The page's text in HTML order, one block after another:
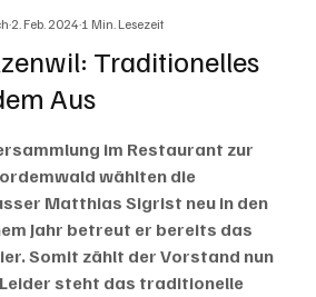
Traditionelles
Aus
2. Feb. 20241 Min. Lesezeit
bewertet.
im Restaurant zur
wählten die
Matthias Sigrist neu in den
Jahr betreut er bereits das
Somit zählt der Vorstand nun
steht das traditionelle